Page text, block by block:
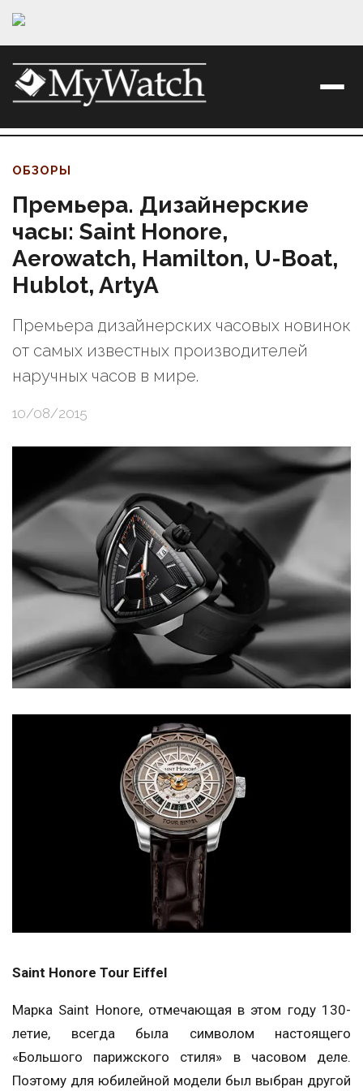
ОБЗОРЫ
Премьера. Дизайнерские
часы: Saint Honore,
Aerowatch, Hamilton, U-Boat,
Hublot, ArtyA
Премьера дизайнерских часовых новинок
от самых известных производителей
наручных часов в мире.
10/08/2015
Saint Honore Tour Eiffel
Марка Saint Honore, отмечающая в этом году 130-
летие, всегда была символом настоящего
«Большого парижского стиля» в часовом деле.
Поэтому для юбилейной модели был выбран другой